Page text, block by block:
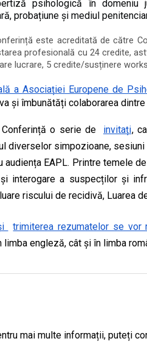
psihologică în domeniu
probațiune și mediul
este acreditată de către
profesională cu 24 credite,
lucrare, 5 credite/susținere
a Asociației Europene de
și îmbunătăți colaborarea
o serie de invitați,
diverselor simpozioane,
audiența EAPL. Printre temele
interogare a suspecților și
riscului de recidivă, Luarea
trimiterea rezumatelor se vor
limba engleză, cât și în limba
mai multe informații, puteți